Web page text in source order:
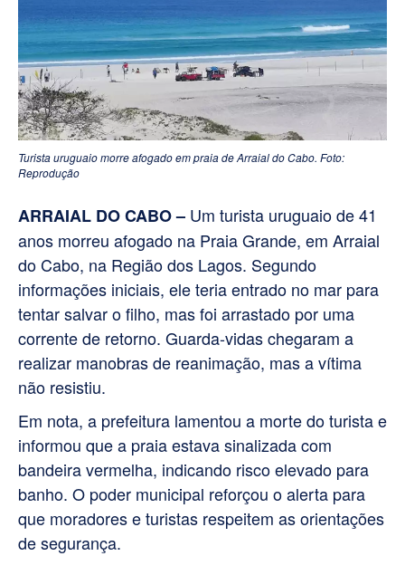
Turista uruguaio morre afogado em praia de Arraial do Cabo. Foto:
Reprodução
ARRAIAL DO CABO – Um turista uruguaio de 41
anos morreu afogado na Praia Grande, em Arraial
do Cabo, na Região dos Lagos. Segundo
informações iniciais, ele teria entrado no mar para
tentar salvar o filho, mas foi arrastado por uma
corrente de retorno. Guarda-vidas chegaram a
realizar manobras de reanimação, mas a vítima
não resistiu.
Em nota, a prefeitura lamentou a morte do turista e
informou que a praia estava sinalizada com
bandeira vermelha, indicando risco elevado para
banho. O poder municipal reforçou o alerta para
que moradores e turistas respeitem as orientações
de segurança.